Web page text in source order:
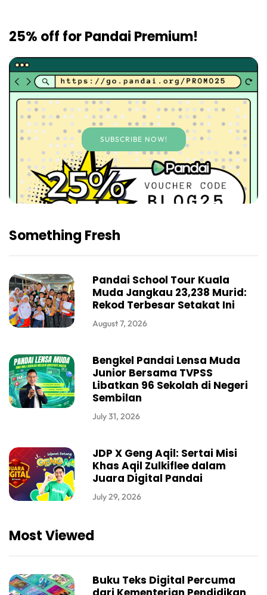
25% off for Pandai Premium!
SUBSCRIBE NOW!
Something Fresh
Pandai School Tour Kuala
Muda Jangkau 23,238 Murid:
Rekod Terbesar Setakat Ini
August 7, 2026
Bengkel Pandai Lensa Muda
Junior Bersama TVPSS
Libatkan 96 Sekolah di Negeri
Sembilan
July 31, 2026
JDP X Geng Aqil: Sertai Misi
Khas Aqil Zulkiflee dalam
Juara Digital Pandai
July 29, 2026
Most Viewed
Buku Teks Digital Percuma